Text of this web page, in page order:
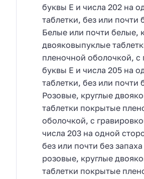
буквы Е и числа 202 на
таблетки, без или почти
Белые или почти белые,
двояковыпуклые
пленочной оболочкой, с
буквы Е и числа 205 на
таблетки, без или почти
Розовые, круглые
таблетки покрытые
оболочкой, с
числа 203 на одной
без или почти без
розовые, круглые
таблетки покрытые